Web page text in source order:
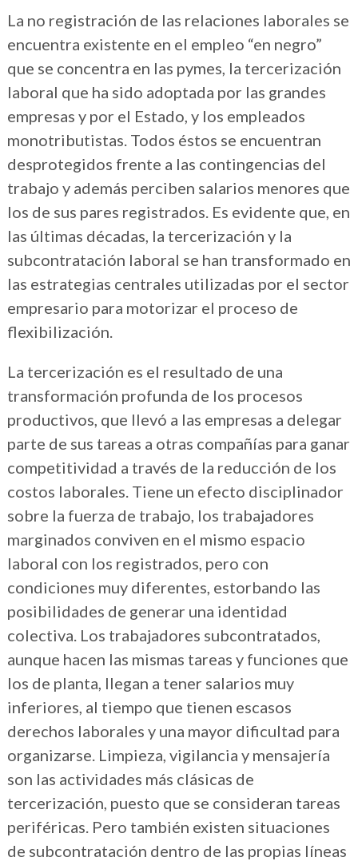
La no registración de las relaciones laborales se
encuentra existente en el empleo “en negro”
que se concentra en las pymes, la tercerización
laboral que ha sido adoptada por las grandes
empresas y por el Estado, y los empleados
monotributistas. Todos éstos se encuentran
desprotegidos frente a las contingencias del
trabajo y además perciben salarios menores que
los de sus pares registrados. Es evidente que, en
las últimas décadas, la tercerización y la
subcontratación laboral se han transformado en
las estrategias centrales utilizadas por el sector
empresario para motorizar el proceso de
flexibilización.
La tercerización es el resultado de una
transformación profunda de los procesos
productivos, que llevó a las empresas a delegar
parte de sus tareas a otras compañías para ganar
competitividad a través de la reducción de los
costos laborales. Tiene un efecto disciplinador
sobre la fuerza de trabajo, los trabajadores
marginados conviven en el mismo espacio
laboral con los registrados, pero con
condiciones muy diferentes, estorbando las
posibilidades de generar una identidad
colectiva. Los trabajadores subcontratados,
aunque hacen las mismas tareas y funciones que
los de planta, llegan a tener salarios muy
inferiores, al tiempo que tienen escasos
derechos laborales y una mayor dificultad para
organizarse. Limpieza, vigilancia y mensajería
son las actividades más clásicas de
tercerización, puesto que se consideran tareas
periféricas. Pero también existen situaciones
de subcontratación dentro de las propias líneas